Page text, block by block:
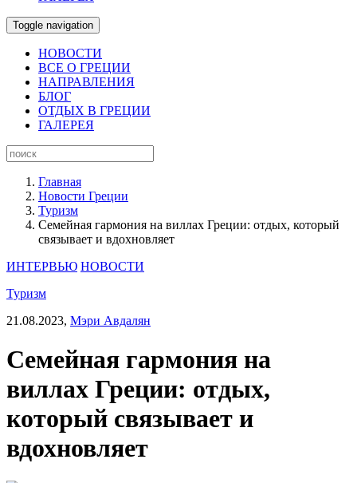
Toggle navigation
НОВОСТИ
ВСЕ О ГРЕЦИИ
НАПРАВЛЕНИЯ
БЛОГ
ОТДЫХ В ГРЕЦИИ
ГАЛЕРЕЯ
Главная
Новости Греции
Туризм
Семейная гармония на виллах Греции: отдых, который
связывает и вдохновляет
ИНТЕРВЬЮ НОВОСТИ
Туризм
21.08.2023, Мэри Авдалян
Семейная гармония на
виллах Греции: отдых,
который связывает и
вдохновляет